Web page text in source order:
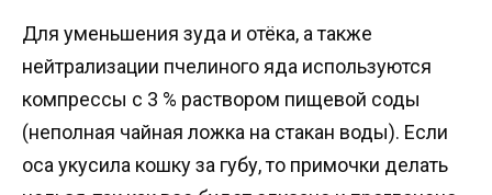
Для уменьшения зуда и отёка, а также
нейтрализации пчелиного яда используются
компрессы с 3 % раствором пищевой соды
(неполная чайная ложка на стакан воды). Если
оса укусила кошку за губу, то примочки делать